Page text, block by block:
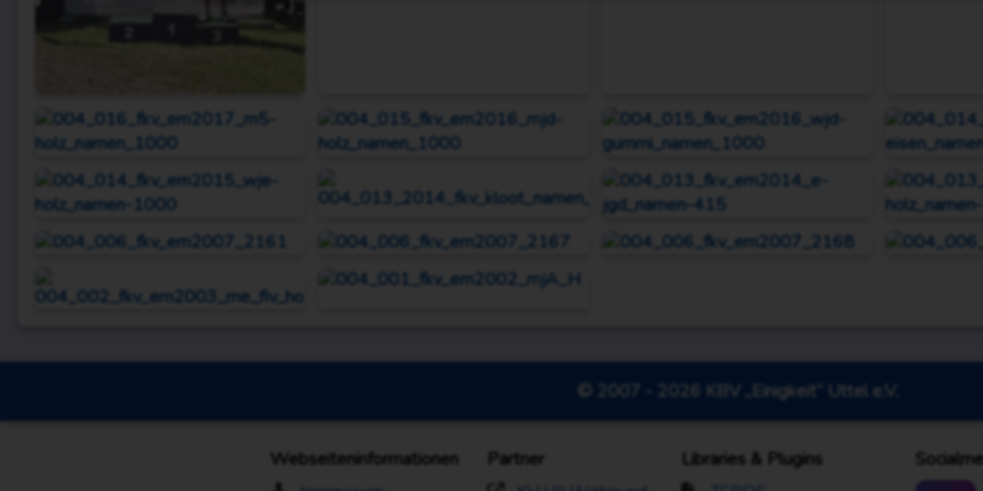
© 2007 - 2026 KBV „Einigkeit“ Uttel e.V.
Webseiteninformationen
Partner
Libraries & Plugins